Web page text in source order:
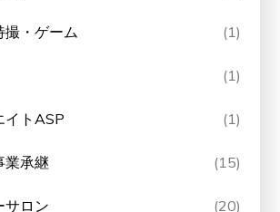
撮・ゲーム (1)
(1)
イトASP (1)
業承継 (15)
サロン (20)